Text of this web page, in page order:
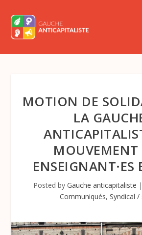
MOTION DE
LA
MOUVEMENT
ENSEIGNANT·ES
Posted by Gauche anticapitaliste |
Communiqués, Syndical /